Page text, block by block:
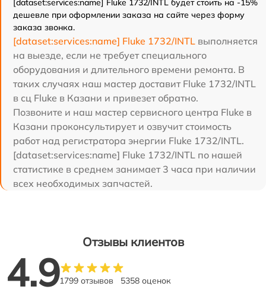
[dataset:services:name] Fluke 1732/INTL будет стоить на -15%
дешевле при оформлении заказа на сайте через форму
заказа звонка.
[dataset:services:name] Fluke 1732/INTL выполняется
на выезде, если не требует специального
оборудования и длительного времени ремонта. В
таких случаях наш мастер доставит Fluke 1732/INTL
в сц Fluke в Казани и привезет обратно.
Позвоните и наш мастер сервисного центра Fluke в
Казани проконсультирует и озвучит стоимость
работ над регистратора энергии Fluke 1732/INTL.
[dataset:services:name] Fluke 1732/INTL по нашей
статистике в среднем занимает 3 часа при наличии
всех необходимых запчастей.
Отзывы клиентов
4.91799 отзывов 5358 оценок